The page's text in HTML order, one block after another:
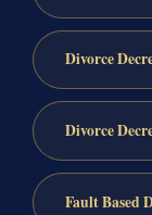
Divorce
Divorce
Fault Based